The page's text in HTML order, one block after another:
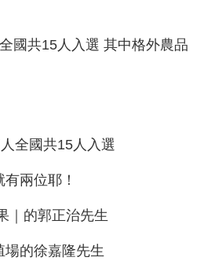
全國共15人入選
兩位耶！
｜的郭正治先生
場的徐嘉隆先生